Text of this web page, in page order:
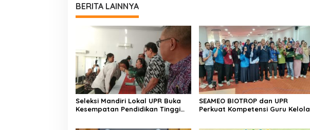
BERITA LAINNYA
Seleksi Mandiri Lokal UPR Buka
Kesempatan Pendidikan Tinggi
SEAMEO BIOTROP dan UPR
Perkuat Kompetensi Guru Kelola